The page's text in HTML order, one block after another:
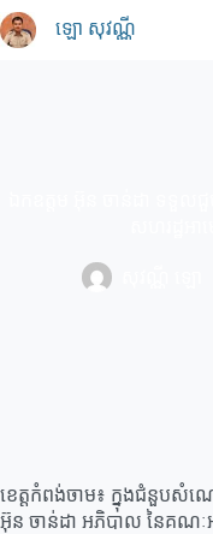
Skip
to
content
ឡោ សុវណ្ណី
ខេត្ដកំពង់ចាម៖ ក្នុងជំនួបសំ
អ៊ុន ចាន់ដា អភិបាល នៃគណៈ